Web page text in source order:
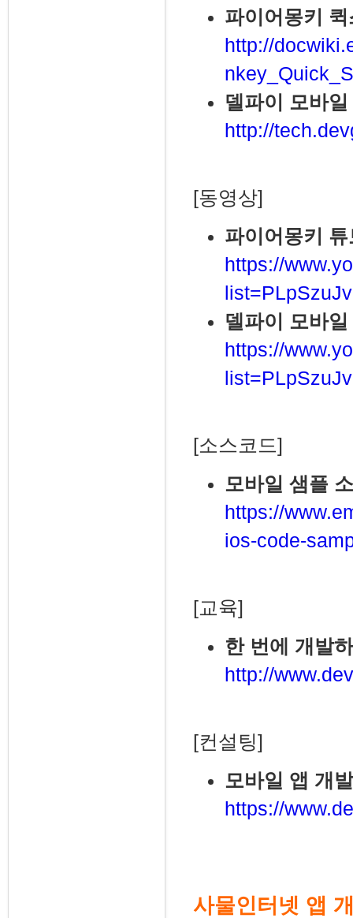
파이어몽키
http://
델파이 모바
http://
[동영상]
파이어몽키
https://
델파이 모바
https://
[소스코드]
모바일 샘플
https://
ios-code-
[교육]
한 번에 개발
http://
[컨설팅]
모바일 앱 개
https://
사물인터넷 앱